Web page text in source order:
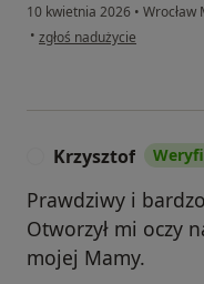
10 kwietnia 2026 • Wrocław
• w opinii użytkownika Kasia
zgłoś nadużycie
Krzysztof
Prawdziwy i
Otworzył mi oczy
mojej Mamy.